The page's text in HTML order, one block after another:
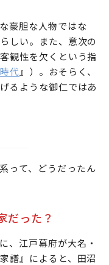
豪胆な人物ではな
しい。また、意次の
観性を欠くという指
代』）。おそらく、
るような御仁ではあ
って、どうだったん
だった？
、江戸幕府が大名・
譜』によると、田沼